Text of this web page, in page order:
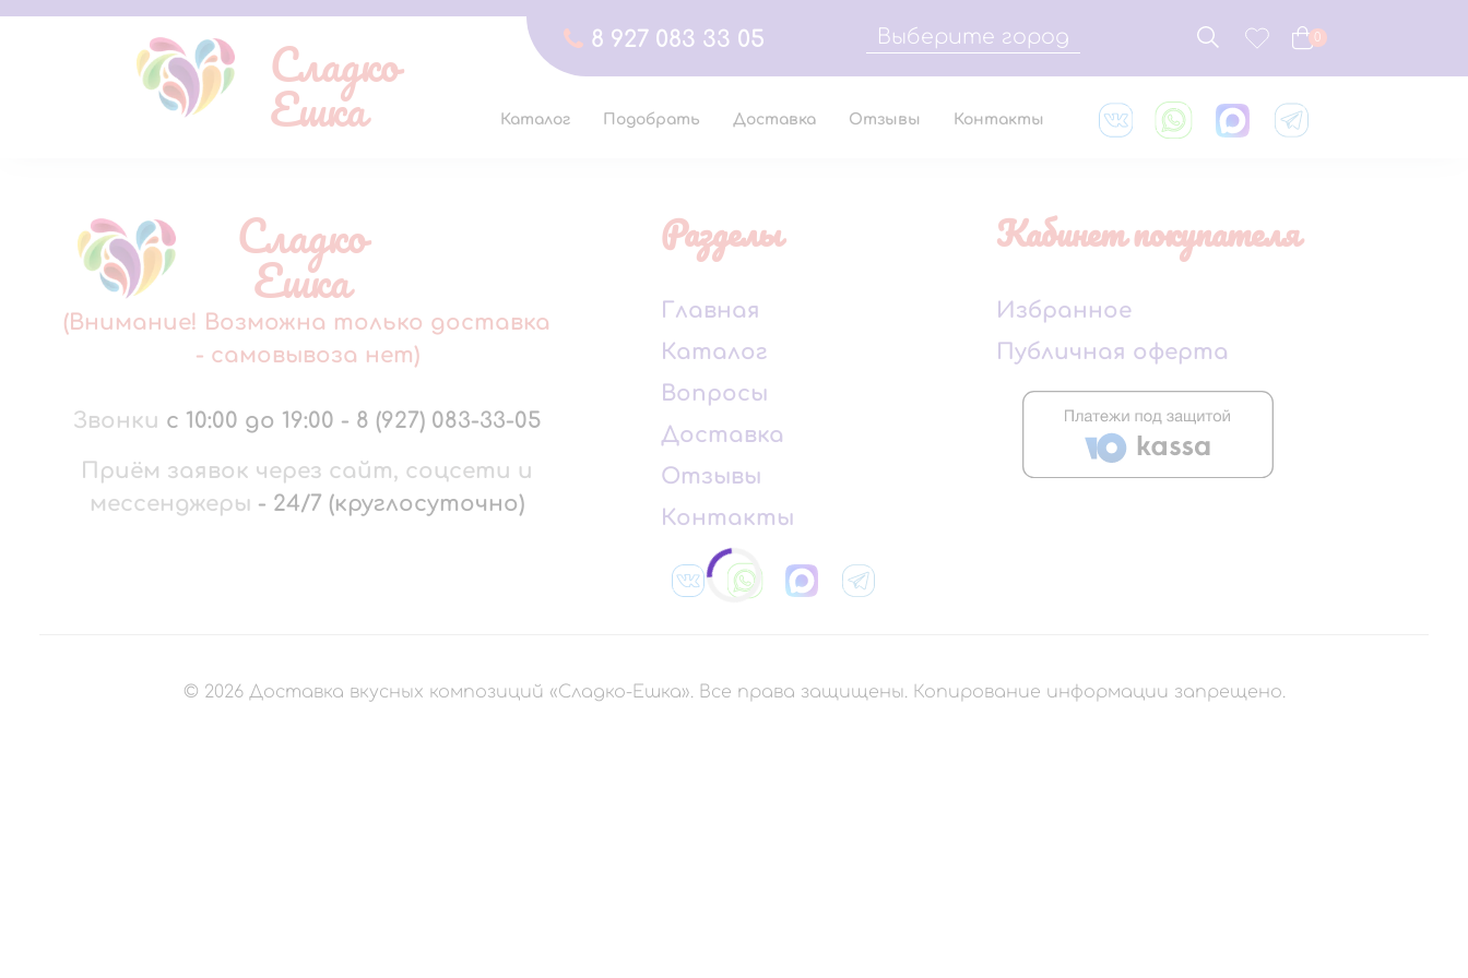
8 927 083 33 05 Выберите город 0
Сладко
Ешка Каталог Подобрать Доставка Отзывы Контакты
Сладко
Ешка
(Внимание! Возможна только доставка
- самовывоза нет)
Звонки с 10:00 до 19:00 - 8 (927) 083-33-05
Приём заявок через сайт, соцсети и
мессенджеры - 24/7 (круглосуточно)
Разделы
Главная
Каталог
Вопросы
Доставка
Отзывы
Контакты
Кабинет покупателя
Избранное
Публичная оферта
© 2026Доставка вкусных композиций «Сладко-Ешка». Все права защищены. Копирование информации запрещено.